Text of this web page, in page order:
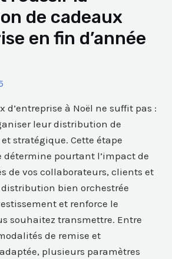
de cadeaux
en fin d’année
d’entreprise à Noël ne suffit pas :
leur distribution de
stratégique. Cette étape
détermine pourtant l’impact de
de vos collaborateurs, clients et
bien orchestrée
et renforce le
souhaitez transmettre. Entre
de remise et
plusieurs paramètres